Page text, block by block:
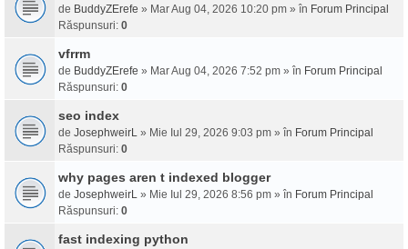
de BuddyZErefe » Mar Aug 04, 2026 10:20 pm » în Forum Principal
Răspunsuri: 0
vfrrm
de BuddyZErefe » Mar Aug 04, 2026 7:52 pm » în Forum Principal
Răspunsuri: 0
seo index
de JosephweirL » Mie Iul 29, 2026 9:03 pm » în Forum Principal
Răspunsuri: 0
why pages aren t indexed blogger
de JosephweirL » Mie Iul 29, 2026 8:56 pm » în Forum Principal
Răspunsuri: 0
fast indexing python